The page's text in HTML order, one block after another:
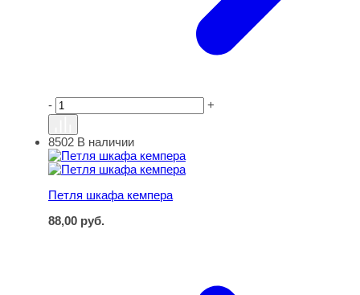
- +
Петля шкафа кемпера
8502 В наличии
Петля шкафа кемпера
88,00 руб.